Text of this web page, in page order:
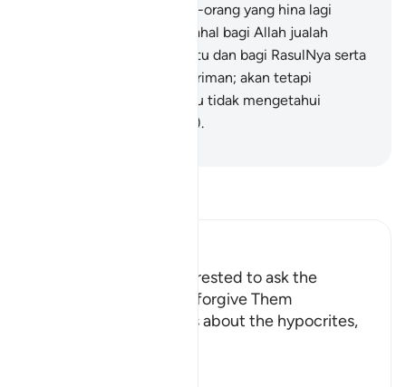
Hypocrites are not interested to ask the
prophet to ask Allah to forgive Them
Allah the Exalted states about the hypocrites,
keluar dari Madinah orang-orang yang hina lagi
lemah (pihak Islam)". Padahal bagi Allah jualah
kemuliaan dan kekuatan itu dan bagi RasulNya serta
bagi orang-orang yang beriman; akan tetapi
golongan yang munafik itu tidak mengetahui
(hakikat yang sebenarnya).